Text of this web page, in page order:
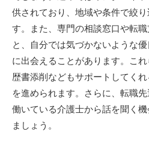
供されており、地域や条件で絞
す。また、専門の相談窓口や転
と、自分では気づかないような
に出会えることがあります。こ
歴書添削などもサポートしてく
を進められます。さらに、転職
働いている介護士から話を聞く
ましょう。